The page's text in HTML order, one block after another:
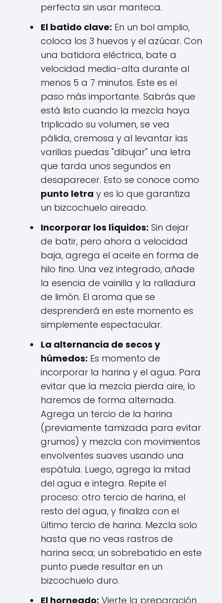
perfecta sin usar manteca.
El batido clave: En un bol amplio,
coloca los 3 huevos y el azúcar. Con
una batidora eléctrica, bate a
velocidad media-alta durante al
menos 5 a 7 minutos. Este es el
paso más importante. Sabrás que
está listo cuando la mezcla haya
triplicado su volumen, se vea
pálida, cremosa y al levantar las
varillas puedas "dibujar" una letra
que tarda unos segundos en
desaparecer. Esto se conoce como
punto letra y es lo que garantiza
un bizcochuelo aireado.
Incorporar los líquidos: Sin dejar
de batir, pero ahora a velocidad
baja, agrega el aceite en forma de
hilo fino. Una vez integrado, añade
la esencia de vainilla y la ralladura
de limón. El aroma que se
desprenderá en este momento es
simplemente espectacular.
La alternancia de secos y
húmedos: Es momento de
incorporar la harina y el agua. Para
evitar que la mezcla pierda aire, lo
haremos de forma alternada.
Agrega un tercio de la harina
(previamente tamizada para evitar
grumos) y mezcla con movimientos
envolventes suaves usando una
espátula. Luego, agrega la mitad
del agua e integra. Repite el
proceso: otro tercio de harina, el
resto del agua, y finaliza con el
último tercio de harina. Mezcla solo
hasta que no veas rastros de
harina seca; un sobrebatido en este
punto puede resultar en un
bizcochuelo duro.
El horneado: Vierte la preparación